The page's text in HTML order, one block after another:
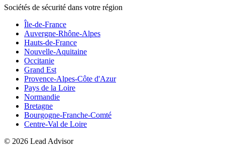
Sociétés de sécurité dans votre région
Île-de-France
Auvergne-Rhône-Alpes
Hauts-de-France
Nouvelle-Aquitaine
Occitanie
Grand Est
Provence-Alpes-Côte d'Azur
Pays de la Loire
Normandie
Bretagne
Bourgogne-Franche-Comté
Centre-Val de Loire
© 2026 Lead Advisor